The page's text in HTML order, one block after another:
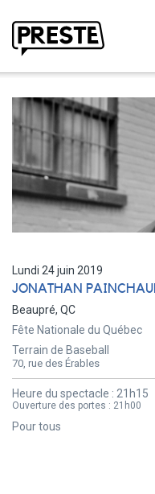
Lundi 24 juin 2019
JONATHAN
Beaupré, QC
Fête Nationale du Québec
Terrain de Baseball
70, rue des Érables
Heure du spectacle : 21h15
Ouverture des portes : 21h00
Pour tous